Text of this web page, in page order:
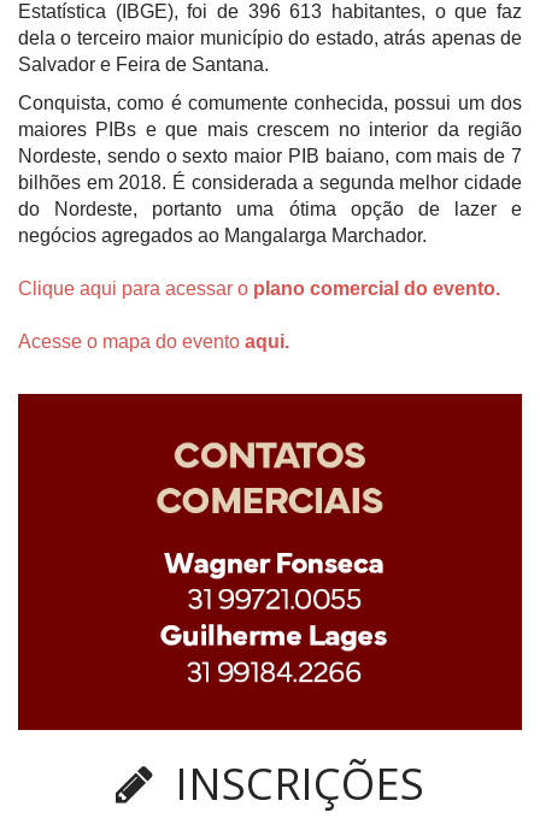
Estatística (IBGE), foi de 396 613 habitantes, o que faz
dela o terceiro maior município do estado, atrás apenas de
Salvador e Feira de Santana.
Conquista, como é comumente conhecida, possui um dos
maiores PIBs e que mais crescem no interior da região
Nordeste, sendo o sexto maior PIB baiano, com mais de 7
bilhões em 2018. É considerada a segunda melhor cidade
do Nordeste, portanto uma ótima opção de lazer e
negócios agregados ao Mangalarga Marchador.
Clique aqui para acessar o plano comercial do evento.
Acesse o mapa do evento aqui.
INSCRIÇÕES